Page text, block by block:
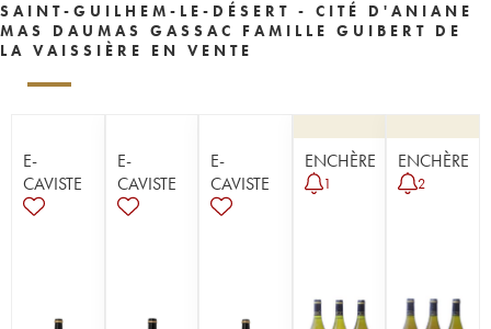
SAINT-GUILHEM-LE-DÉSERT - CITÉ D'ANIANE
MAS DAUMAS GASSAC FAMILLE GUIBERT DE
LA VAISSIÈRE EN VENTE
E-
CAVISTE
E-
CAVISTE
E-
CAVISTE
ENCHÈRE
1
ENCHÈRE
2